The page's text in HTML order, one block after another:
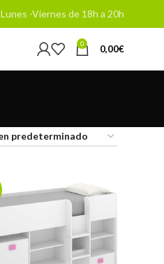
Lunes -Viernes de 18h a 20h
0 0,00€